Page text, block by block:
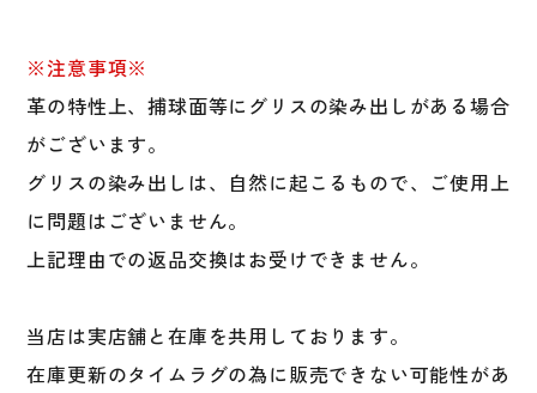
※注意事項※
革の特性上、捕球面等にグリスの染み出しがある場合
がございます。
グリスの染み出しは、自然に起こるもので、ご使用上
に問題はございません。
上記理由での返品交換はお受けできません。
当店は実店舗と在庫を共用しております。
在庫更新のタイムラグの為に販売できない可能性があ